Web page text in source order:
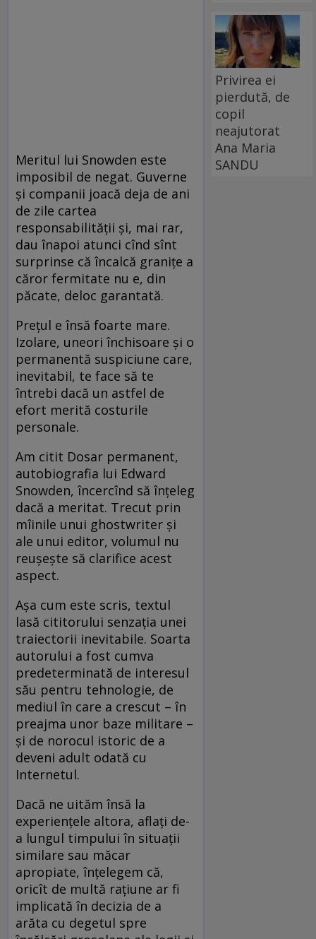
Meritul lui Snowden este
imposibil de negat. Guverne
și companii joacă deja de ani
de zile cartea
responsabilității și, mai rar,
dau înapoi atunci cînd sînt
surprinse că încalcă granițe a
căror fermitate nu e, din
păcate, deloc garantată.
Prețul e însă foarte mare.
Izolare, uneori închisoare și o
permanentă suspiciune care,
inevitabil, te face să te
întrebi dacă un astfel de
efort merită costurile
personale.
Am citit Dosar permanent,
autobiografia lui Edward
Snowden, încercînd să înțeleg
dacă a meritat. Trecut prin
mîinile unui ghostwriter și
ale unui editor, volumul nu
reușește să clarifice acest
aspect.
Așa cum este scris, textul
lasă cititorului senzația unei
traiectorii inevitabile. Soarta
autorului a fost cumva
predeterminată de interesul
său pentru tehnologie, de
mediul în care a crescut – în
preajma unor baze militare –
și de norocul istoric de a
deveni adult odată cu
Internetul.
Dacă ne uităm însă la
experiențele altora, aflați de-
a lungul timpului în situații
similare sau măcar
apropiate, înțelegem că,
oricît de multă rațiune ar fi
implicată în decizia de a
arăta cu degetul spre
Privirea ei
pierdută, de
copil
neajutorat
Ana Maria
SANDU